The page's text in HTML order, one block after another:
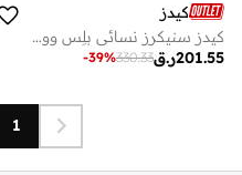
كيدز
كيدز سنيكرز نسائي بلِس ووك كاجوال أبيض
ر.ق201.55
330.33
-39%
1